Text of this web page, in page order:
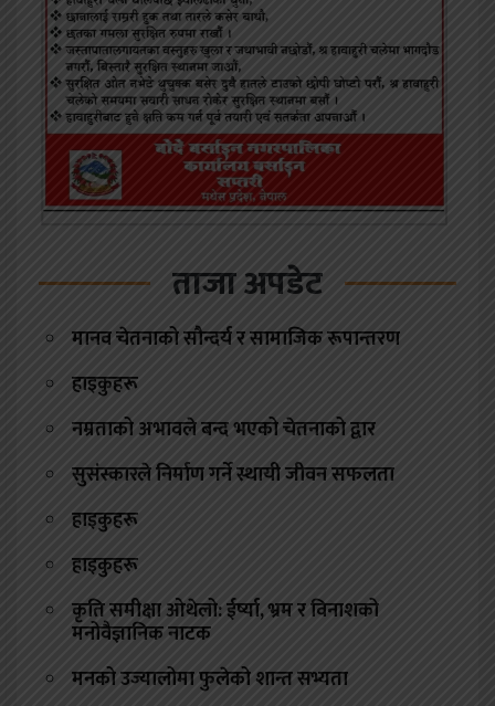
ताजा अपडेट
मानव चेतनाको सौन्दर्य र सामाजिक रूपान्तरण
हाइकुहरू
नम्रताको अभावले बन्द भएको चेतनाको द्वार
सुसंस्कारले निर्माण गर्ने स्थायी जीवन सफलता
हाइकुहरू
हाइकुहरू
कृति समीक्षा ओथेलो: ईर्ष्या, भ्रम र विनाशको
मनोवैज्ञानिक नाटक
मनको उज्यालोमा फुलेको शान्त सभ्यता